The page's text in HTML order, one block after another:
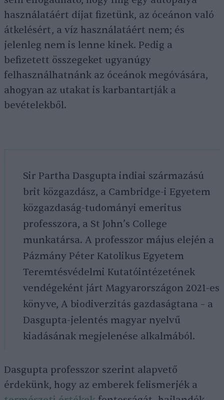
használatáért díjat fizetünk, az óceánon való
átkelésért, a víz használatáért nem; és
jelenleg nem is lenne kinek. Pedig a
befizetett összegeket ugyanúgy
felhasználhatnánk az óceánok megóvására,
ahogyan az utakat is karbantartják a
bevételekből.
Sir Partha Dasgupta indiai származású
brit közgazdász, a Cambridge-i Egyetem
közgazdaság-tudományi emeritus
professzora, a St John’s College
munkatársa. A professzor május elején a
Pázmány Péter Katolikus Egyetem
Teremtésvédelmi Kutatóintézetének
vendégeként járt Magyarországon 2021-es
könyve, A biodiverzitás gazdaságtana – a
Dasgupta-jelentés magyar nyelvű
kiadásának megjelenése alkalmából.
Dasgupta professzor szerint alapvető
érdekünk, hogy az emberek felismerjék a